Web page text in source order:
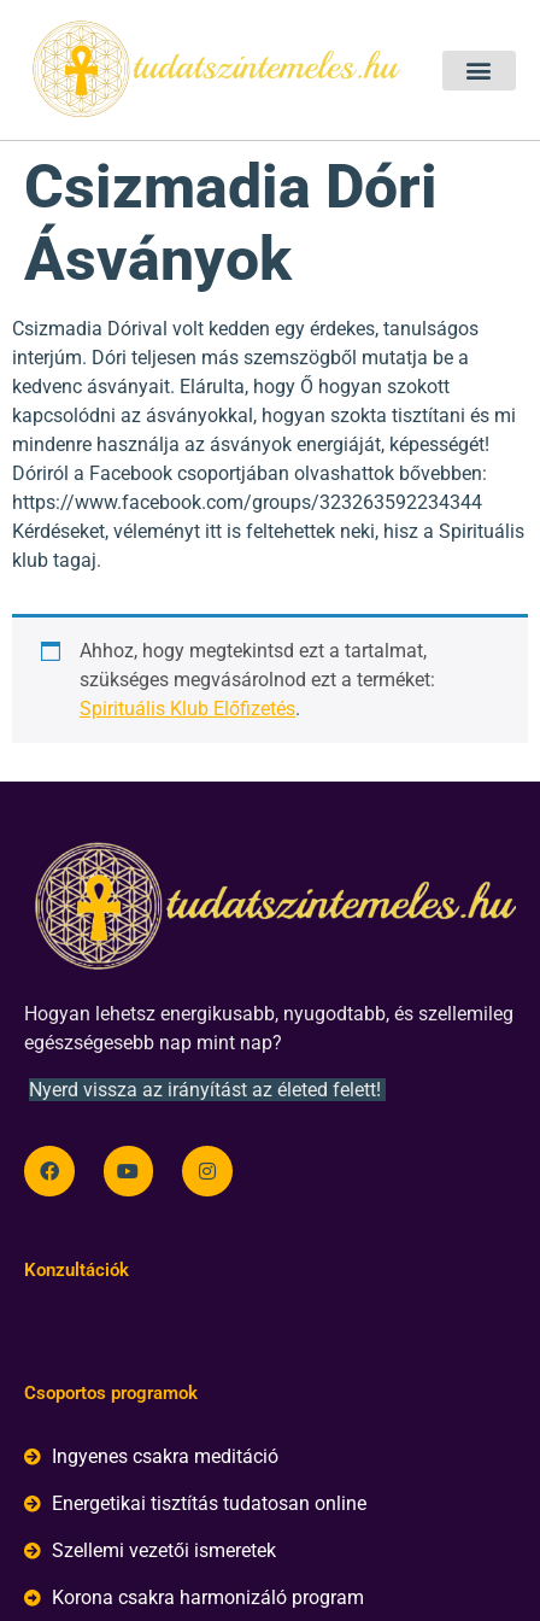
Csizmadia Dóri
Ásványok
Csizmadia Dórival volt kedden egy érdekes, tanulságos
interjúm. Dóri teljesen más szemszögből mutatja be a
kedvenc ásványait. Elárulta, hogy Ő hogyan szokott
kapcsolódni az ásványokkal, hogyan szokta tisztítani és mi
mindenre használja az ásványok energiáját, képességét!
Dóriról a Facebook csoportjában olvashattok bővebben:
https://www.facebook.com/groups/323263592234344
Kérdéseket, véleményt itt is feltehettek neki, hisz a Spirituális
klub tagaj.
Ahhoz, hogy megtekintsd ezt a tartalmat,
szükséges megvásárolnod ezt a terméket:
Spirituális Klub Előfizetés.
Hogyan lehetsz energikusabb, nyugodtabb, és szellemileg
egészségesebb nap mint nap?
Nyerd vissza az irányítást az életed felett!
Konzultációk
Csoportos programok
Ingyenes csakra meditáció
Energetikai tisztítás tudatosan online
Szellemi vezetői ismeretek
Korona csakra harmonizáló program